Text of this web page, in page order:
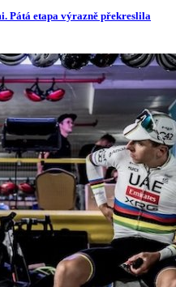
Pátá etapa výrazně překreslila